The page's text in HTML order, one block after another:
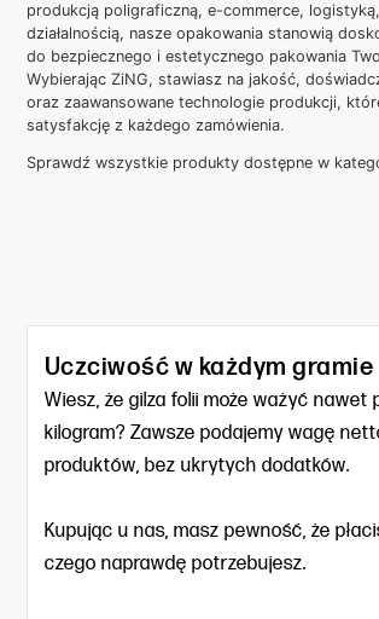
produkcją poligraficzną, e-commerce,
działalnością, nasze opakowania stanowią
do bezpiecznego i estetycznego pakowania
Wybierając ZiNG, stawiasz na jakość,
oraz zaawansowane technologie produkcji,
satysfakcję z każdego zamówienia.
Sprawdź wszystkie produkty dostępne w
Uczciwość w każdym gramie
Wiesz, że gilza folii może ważyć nawet
kilogram? Zawsze podajemy wagę
produktów, bez ukrytych dodatków.
Kupując u nas, masz pewność, że
czego naprawdę potrzebujesz.